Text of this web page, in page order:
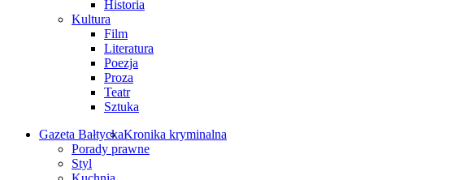
Historia
Kultura
Film
Literatura
Poezja
Proza
Teatr
Sztuka
Gazeta BałtyckaKronika kryminalna
Porady prawne
Styl